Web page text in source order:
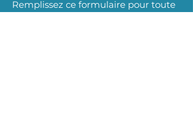
Remplissez ce formulaire pour toute